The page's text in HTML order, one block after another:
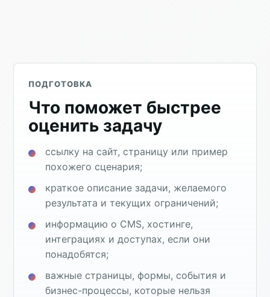
ПОДГОТОВКА
Что поможет быстрее
оценить задачу
ссылку на сайт, страницу или пример
похожего сценария;
краткое описание задачи, желаемого
результата и текущих ограничений;
информацию о CMS, хостинге,
интеграциях и доступах, если они
понадобятся;
важные страницы, формы, события и
бизнес-процессы, которые нельзя